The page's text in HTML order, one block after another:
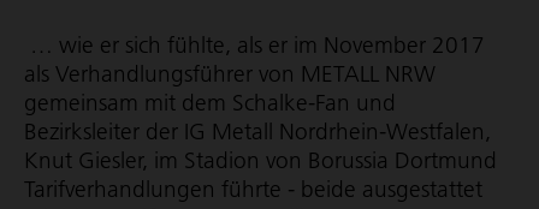
… wie er sich fühlte, als er im November 2017
als Verhand­lungs­führer von METALL NRW
gemeinsam mit dem Schalke-Fan und
Bezirksleiter der IG Metall Nordrhein-Westfalen,
Knut Giesler, im Stadion von Borussia Dortmund
Tarif­ver­hand­lungen führte - beide ausgestattet